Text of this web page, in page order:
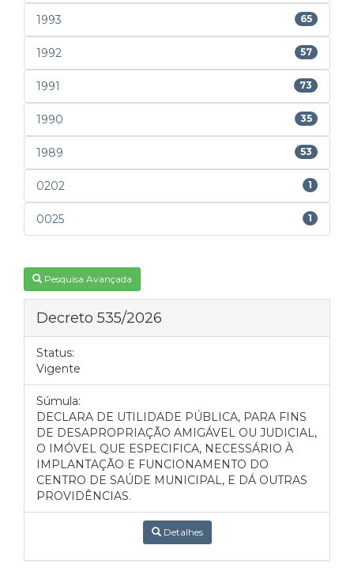
1993 65
1992 57
1991 73
1990 35
1989 53
0202 1
0025 1
Pesquisa Avançada
Decreto 535/2026
Status:
Vigente
Súmula:
DECLARA DE UTILIDADE PÚBLICA, PARA FINS
DE DESAPROPRIAÇÃO AMIGÁVEL OU JUDICIAL,
O IMÓVEL QUE ESPECIFICA, NECESSÁRIO À
IMPLANTAÇÃO E FUNCIONAMENTO DO
CENTRO DE SAÚDE MUNICIPAL, E DÁ OUTRAS
PROVIDÊNCIAS.
Detalhes